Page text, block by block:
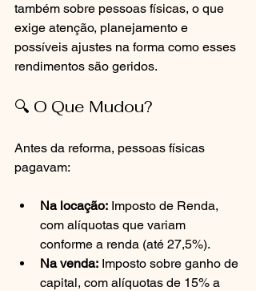
também sobre pessoas físicas, o que
exige atenção, planejamento e
possíveis ajustes na forma como esses
rendimentos são geridos.
🔍 O Que Mudou?
Antes da reforma, pessoas físicas
pagavam:
Na locação: Imposto de Renda,
com alíquotas que variam
conforme a renda (até 27,5%).
Na venda: Imposto sobre ganho de
capital, com alíquotas de 15% a